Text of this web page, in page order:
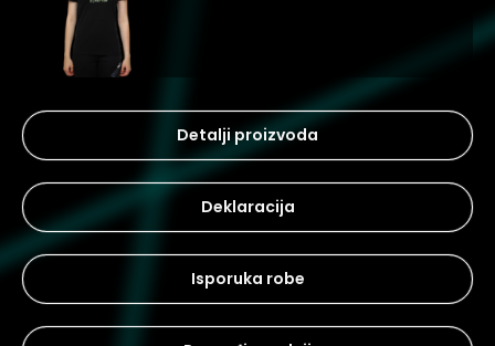
Detalji proizvoda
Deklaracija
Isporuka robe